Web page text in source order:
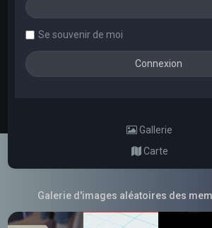
Se souvenir de moi
Gallerie
Carte
Galerie d'images aléatoires des